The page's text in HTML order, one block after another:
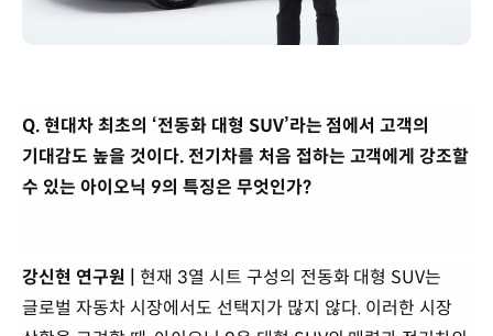
Q. 현대차 최초의 ‘전동화 대형 SUV’라는 점에서 고객의
기대감도 높을 것이다. 전기차를 처음 접하는 고객에게 강조할
수 있는 아이오닉 9의 특징은 무엇인가?
강신현 연구원 |
현재 3열 시트 구성의 전동화 대형 SUV는
글로벌 자동차 시장에서도 선택지가 많지 않다. 이러한 시장